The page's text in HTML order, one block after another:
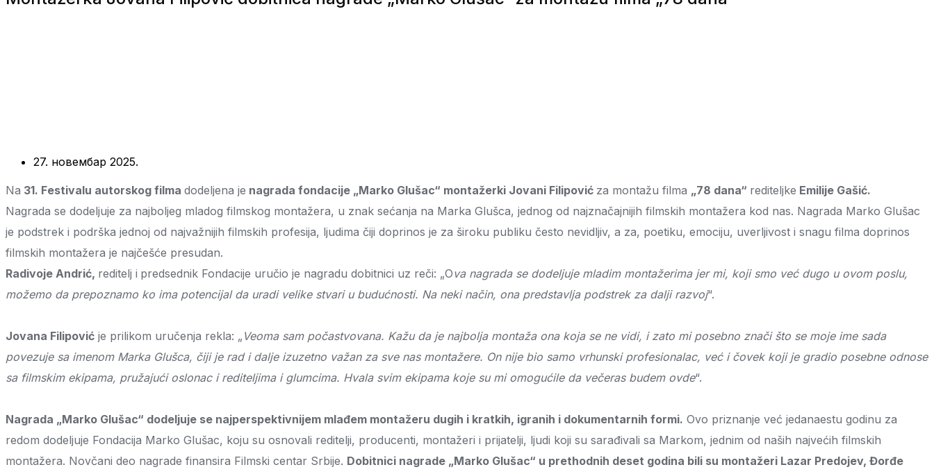
27. новембар 2025.
Na 31. Festivalu autorskog filma dodeljena je nagrada fondacije „Marko Glušac“ montažerki Jovani Filipović za montažu filma „78 dana“ rediteljke Emilije Gašić.
Nagrada se dodeljuje za najboljeg mladog filmskog montažera, u znak sećanja na Marka Glušca, jednog od najznačajnijih filmskih montažera kod nas. Nagrada Marko Glušac
je podstrek i podrška jednoj od najvažnijih filmskih profesija, ljudima čiji doprinos je za široku publiku često nevidljiv, a za, poetiku, emociju, uverljivost i snagu filma doprinos
filmskih montažera je najčešće presudan.
Radivoje Andrić, reditelj i predsednik Fondacije uručio je nagradu dobitnici uz reči: „Ova nagrada se dodeljuje mladim montažerima jer mi, koji smo već dugo u ovom poslu,
možemo da prepoznamo ko ima potencijal da uradi velike stvari u budućnosti. Na neki način, ona predstavlja podstrek za dalji razvoj“.
Jovana Filipović je prilikom uručenja rekla: „ Veoma sam počastvovana. Kažu da je najbolja montaža ona koja se ne vidi, i zato mi posebno znači što se moje ime sada
povezuje sa imenom Marka Glušca, čiji je rad i dalje izuzetno važan za sve nas montažere. On nije bio samo vrhunski profesionalac, već i čovek koji je gradio posebne odnose
sa filmskim ekipama, pružajući oslonac i rediteljima i glumcima. Hvala svim ekipama koje su mi omogućile da večeras budem ovde“.
Nagrada „Marko Glušac“ dodeljuje se najperspektivnijem mlađem montažeru dugih i kratkih, igranih i dokumentarnih formi. Ovo priznanje već jedanaestu godinu za
redom dodeljuje Fondacija Marko Glušac, koju su osnovali reditelji, producenti, montažeri i prijatelji, ljudi koji su sarađivali sa Markom, jednim od naših najvećih filmskih
montažera. Novčani deo nagrade finansira Filmski centar Srbije. Dobitnici nagrade „Marko Glušac“ u prethodnih deset godina bili su montažeri Lazar Predojev, Đorđe